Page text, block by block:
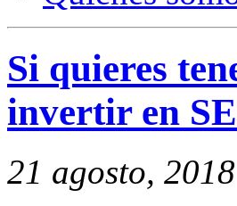
Si quieres
invertir en
21 agosto, 2018